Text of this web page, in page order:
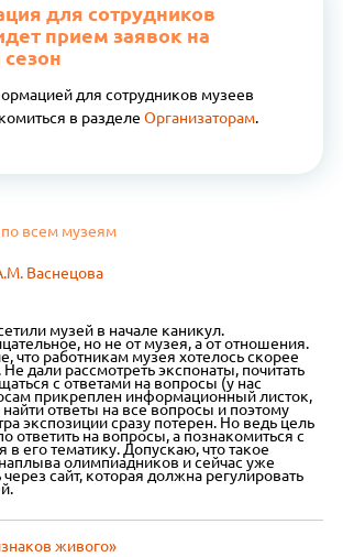
для сотрудников
прием заявок на
для сотрудников музеев
в разделе Организаторам.
всем музеям
Васнецова
музей в начале каникул.
но не от музея, а от отношения.
что работникам музея хотелось скорее
дали рассмотреть экспонаты, почитать
с ответами на вопросы (у нас
прикреплен информационный листок,
ответы на все вопросы и поэтому
экспозиции сразу потерен. Но ведь цель
ответить на вопросы, а познакомиться с
в его тематику. Допускаю, что такое
олимпиадников и сейчас уже
сайт, которая должна регулировать
живого»